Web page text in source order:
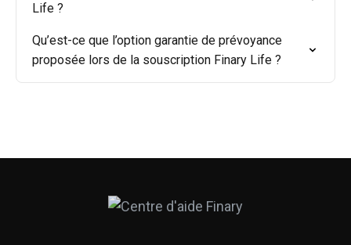
Life ?
Qu’est-ce que l’option garantie de prévoyance
proposée lors de la souscription Finary Life ?